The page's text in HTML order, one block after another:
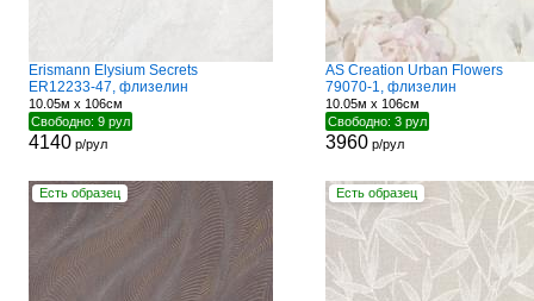
Erismann Elysium Secrets
ER12233-47, флизелин
10.05м x 106см
Свободно: 9 рул
4140р/рул
AS Creation Urban Flowers
79070-1, флизелин
10.05м x 106см
Свободно: 3 рул
3960р/рул
Есть образец Есть образец